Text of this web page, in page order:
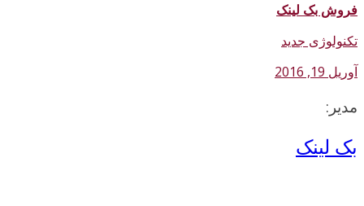
فروش بک لینک
تکنولوژی جدید
آوریل 19, 2016
مدیر:
بک لینک